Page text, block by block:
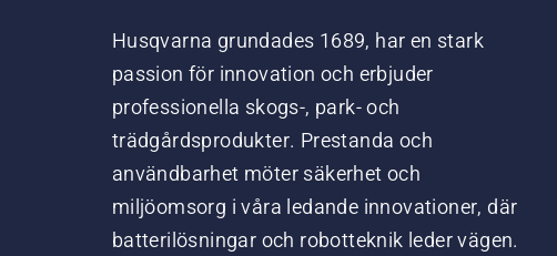
Husqvarna grundades 1689, har en stark
passion för innovation och erbjuder
professionella skogs-, park- och
trädgårdsprodukter. Prestanda och
användbarhet möter säkerhet och
miljöomsorg i våra ledande innovationer, där
batterilösningar och robotteknik leder vägen.